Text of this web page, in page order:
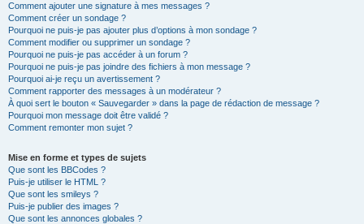
Comment ajouter une signature à mes messages ?
Comment créer un sondage ?
Pourquoi ne puis-je pas ajouter plus d’options à mon sondage ?
Comment modifier ou supprimer un sondage ?
Pourquoi ne puis-je pas accéder à un forum ?
Pourquoi ne puis-je pas joindre des fichiers à mon message ?
Pourquoi ai-je reçu un avertissement ?
Comment rapporter des messages à un modérateur ?
À quoi sert le bouton « Sauvegarder » dans la page de rédaction de message ?
Pourquoi mon message doit être validé ?
Comment remonter mon sujet ?
Mise en forme et types de sujets
Que sont les BBCodes ?
Puis-je utiliser le HTML ?
Que sont les smileys ?
Puis-je publier des images ?
Que sont les annonces globales ?